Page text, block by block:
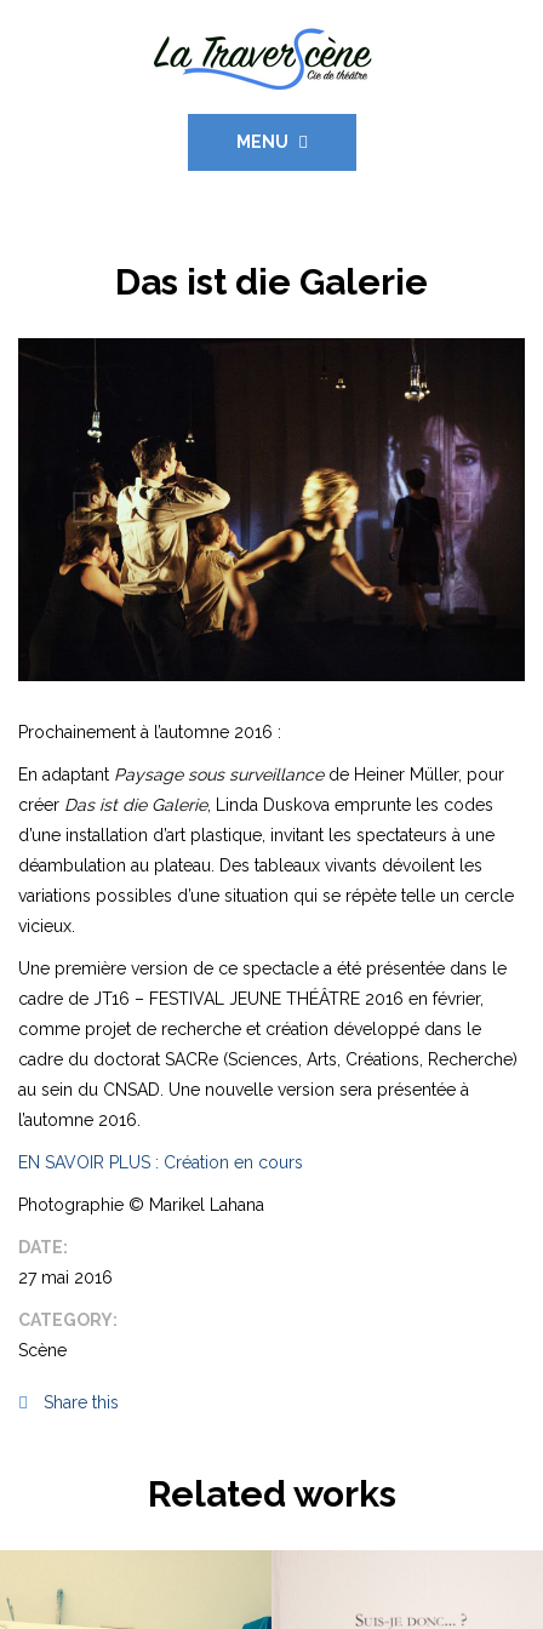
MENU
Das ist die Galerie
Prochainement à l’automne 2016 :
En adaptant Paysage sous surveillance de Heiner Müller, pour
créer Das ist die Galerie, Linda Duskova emprunte les codes
d’une installation d’art plastique, invitant les spectateurs à une
déambulation au plateau. Des tableaux vivants dévoilent les
variations possibles d’une situation qui se répète telle un cercle
vicieux.
Une première version de ce spectacle a été présentée dans le
cadre de JT16 – FESTIVAL JEUNE THÉÂTRE 2016 en février,
comme projet de recherche et création développé dans le
cadre du doctorat SACRe (Sciences, Arts, Créations, Recherche)
au sein du CNSAD. Une nouvelle version sera présentée à
l’automne 2016.
EN SAVOIR PLUS : Création en cours
Photographie © Marikel Lahana
DATE:
27 mai 2016
CATEGORY:
Scène
Share this
Related works